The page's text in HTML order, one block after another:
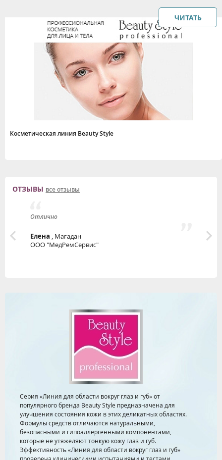
ЧИТАТЬ
Косметическая линия Beauty Style
ОТЗЫВЫ все отзывы
Отлично
Елена , Магадан
ООО "МедРемСервис"
Серия «Линия для области вокруг глаз и губ» от
популярного бренда Beauty Style предназначена для
улучшения состояния кожи в этих деликатных областях.
Формулы средств отличаются натуральными,
безопасными и гипоаллергенными компонентами,
которые не утяжеляют тонкую кожу глаз и губ.
Эффективность «Линия для области вокруг глаз и губ»